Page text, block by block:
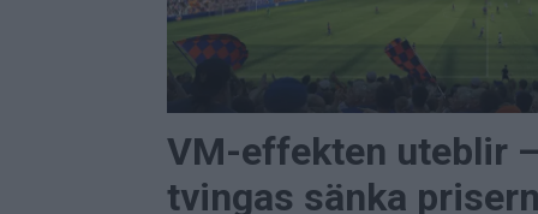
VM-effekten uteblir
tvingas sänka